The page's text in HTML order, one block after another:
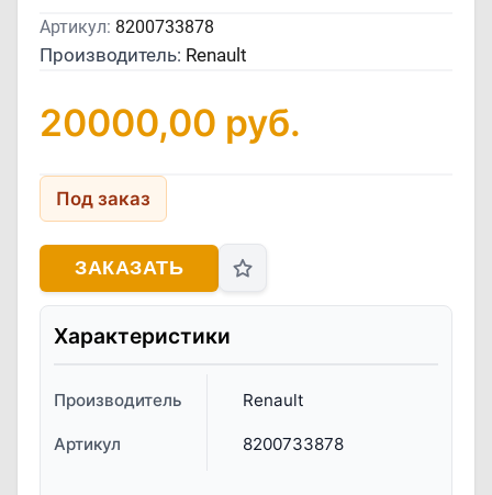
Артикул: 8200733878
Производитель: Renault
20000,00 руб.
Под заказ
ЗАКАЗАТЬ
Характеристики
Производитель Renault
Артикул 8200733878